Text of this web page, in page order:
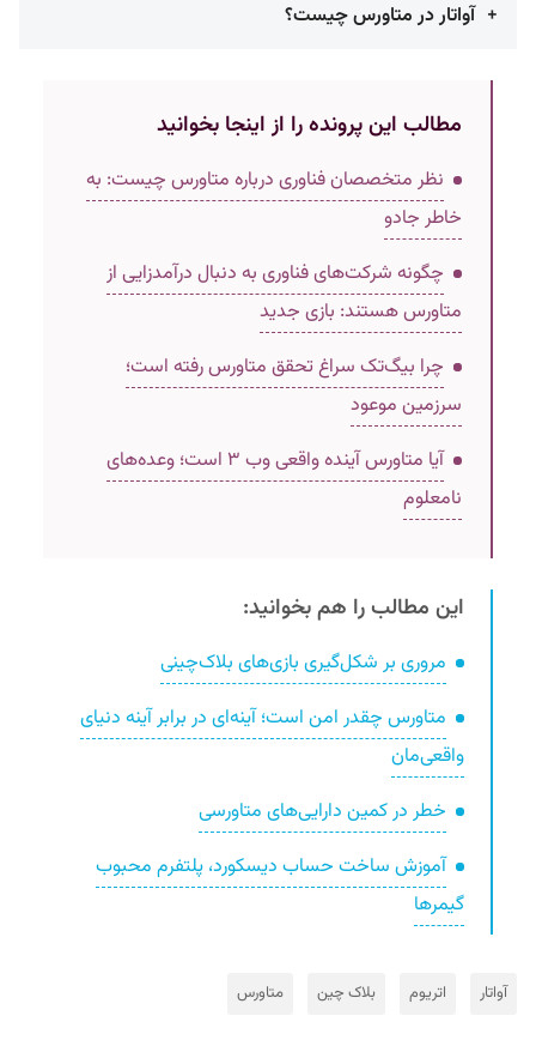
آواتار در متاورس چیست؟
مطالب این پرونده را از اینجا بخوانید
نظر متخصصان فناوری درباره متاورس چیست: به
خاطر جادو
چگونه شرکت‌های فناوری به دنبال درآمدزایی از
متاورس هستند: بازی جدید
چرا بیگ‌تک سراغ تحقق متاورس رفته است؛
سرزمین موعود
آیا متاورس آینده واقعی وب ۳ است؛ وعده‌های
نامعلوم
این مطالب را هم بخوانید:
مروری بر شکل‌گیری بازی‌های بلاک‌چینی
متاورس چقدر امن است؛ آینه‌ای در برابر آینه‌ دنیای
واقعی‌مان
خطر در کمین دارایی‌های متاورسی
آموزش ساخت حساب دیسکورد، پلتفرم محبوب
گیمرها
آواتار اتریوم بلاک چین متاورس